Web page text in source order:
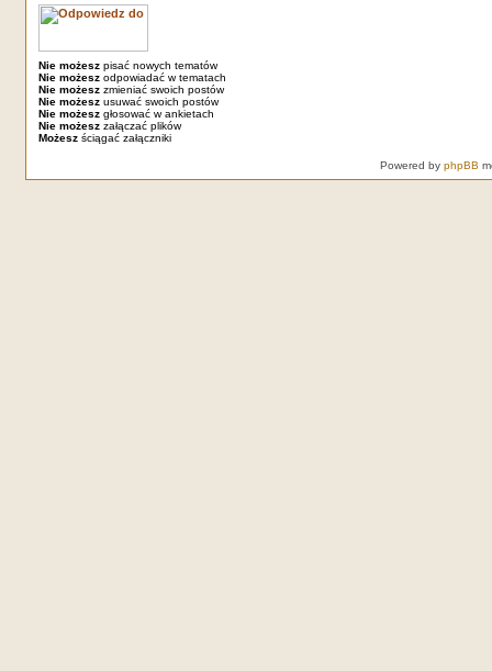
Nie możeszpisać nowych tematów
Nie możeszodpowiadać w tematach
Nie możeszzmieniać swoich postów
Nie możeszusuwać swoich postów
Nie możeszgłosować w ankietach
Nie możeszzałączać plików
Możeszściągać załączniki
Powered by phpBB